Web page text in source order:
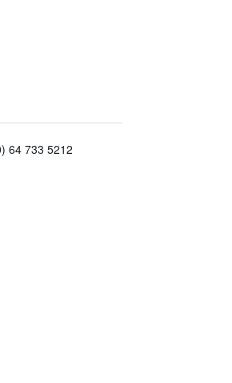
64 733 5212